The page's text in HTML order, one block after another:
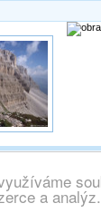
a analýz.